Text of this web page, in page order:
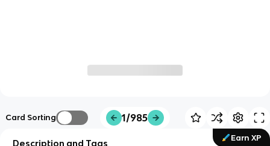
Card Sorting 1/985
Earn XP
Description and Tags